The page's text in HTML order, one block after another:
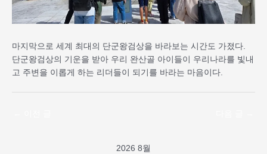
마지막으로 세계 최대의 단군왕검상을 바라보는 시간도 가졌다.
단군왕검상의 기운을 받아 우리 완산골 아이들이 우리나라를 빛내
고 주변을 이롭게 하는 리더들이 되기를 바라는 마음이다.
2026 8월